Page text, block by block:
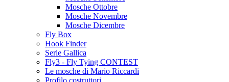
Mosche Ottobre
Mosche Novembre
Mosche Dicembre
Fly Box
Hook Finder
Serie Gallica
Fly3 - Fly Tying CONTEST
Le mosche di Mario Riccardi
Profilo costruttori